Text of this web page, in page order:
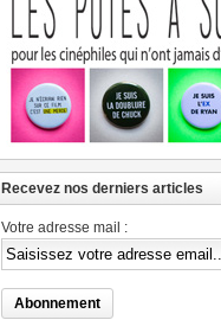
Recevez nos derniers articles
Votre adresse mail :